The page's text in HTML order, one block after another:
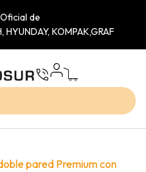
de
HYUNDAY, KOMPAK,GRAF
pared Premium con